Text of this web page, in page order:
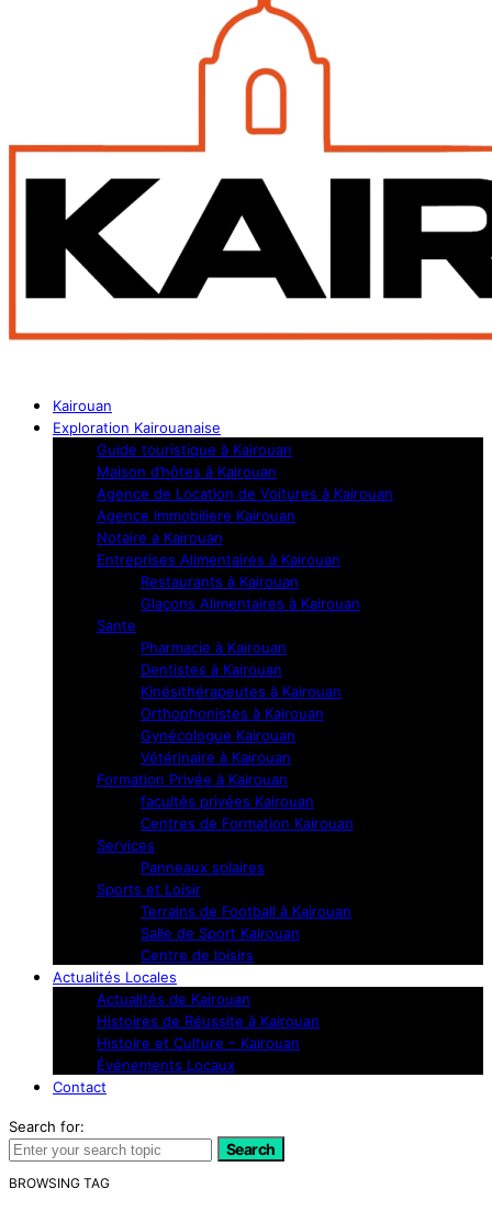
Kairouan
Exploration Kairouanaise
Guide touristique à Kairouan
Maison d’hôtes à Kairouan
Agence de Location de Voitures à Kairouan
Agence Immobiliere Kairouan
Notaire a Kairouan
Entreprises Alimentaires à Kairouan
Restaurants à Kairouan
Glaçons Alimentaires à Kairouan
Sante
Pharmacie à Kairouan
Dentistes à Kairouan
Kinésithérapeutes à Kairouan
Orthophonistes à Kairouan
Gynécologue Kairouan
Vétérinaire à Kairouan
Formation Privée à Kairouan
facultés privées Kairouan
Centres de Formation Kairouan
Services
Panneaux solaires
Sports et Loisir
Terrains de Football à Kairouan
Salle de Sport Kairouan
Centre de loisirs
Actualités Locales
Actualités de Kairouan
Histoires de Réussite à Kairouan
Histoire et Culture – Kairouan
Événements Locaux
Contact
Search for:
Search
BROWSING TAG